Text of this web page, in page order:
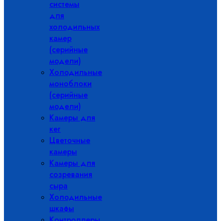
системы
для
холодильных
камер
(серийные
модели)
Холодильные
моноблоки
(серийные
модели)
Камеры для
кег
Цветочные
камеры
Камеры для
созревания
сыра
Холодильные
шкафы